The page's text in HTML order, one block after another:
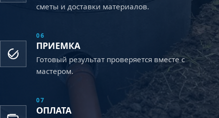
сметы и доставки материалов.
06
ПРИЕМКА
Готовый результат проверяется вместе с
мастером.
07
ОПЛАТА